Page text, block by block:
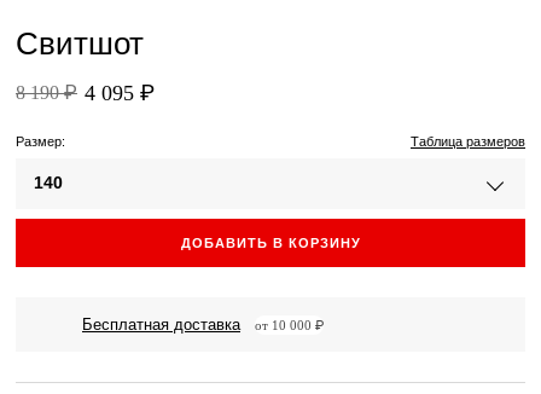
Свитшот
8 190 ₽ 4 095 ₽
Размер: Таблица размеров
140
ДОБАВИТЬ В КОРЗИНУ
Бесплатная доставка от 10 000 ₽